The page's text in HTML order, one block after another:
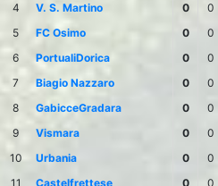
4
V. S. Martino 0 0
5
FC Osimo 0 0
6
PortualiDorica 0 0
7
Biagio Nazzaro 0 0
8
GabicceGradara 0 0
9
Vismara 0 0
10
Urbania 0 0
11
Castelfrettese 0 0